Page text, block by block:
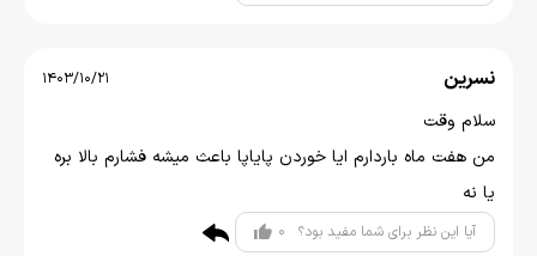
نسرین 1403/10/21
سلام وقت
من هفت ماه باردارم ایا خوردن پایاپا باعث میشه فشارم بالا بره
یا نه
آیا این نظر برای شما مفید بود؟ 0